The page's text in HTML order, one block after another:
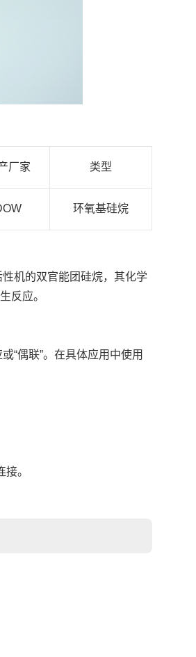
厂家 类型
环氧基硅烷
机的双官能团硅烷，其化学
反应。
或“偶联”。在具体应用中使用
。